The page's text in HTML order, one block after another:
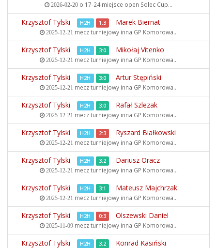
2026-02-20 o 17-24 miejsce open Solec Cup...
Krzysztof Tylski H2H 1:3 Marek Biernat
2025-12-21 mecz turniejowy inna GP Komorowa...
Krzysztof Tylski H2H 3:0 Mikołaj Vitenko
2025-12-21 mecz turniejowy inna GP Komorowa...
Krzysztof Tylski H2H 3:0 Artur Stępiński
2025-12-21 mecz turniejowy inna GP Komorowa...
Krzysztof Tylski H2H 3:0 Rafał Szlezak
2025-12-21 mecz turniejowy inna GP Komorowa...
Krzysztof Tylski H2H 2:3 Ryszard Białkowski
2025-12-21 mecz turniejowy inna GP Komorowa...
Krzysztof Tylski H2H 3:2 Dariusz Oracz
2025-12-21 mecz turniejowy inna GP Komorowa...
Krzysztof Tylski H2H 3:1 Mateusz Majchrzak
2025-12-21 mecz turniejowy inna GP Komorowa...
Krzysztof Tylski H2H 0:3 Olszewski Daniel
2025-11-09mecz turniejowy inna GP Komorowa...
Krzysztof Tylski H2H 3:2 Konrad Kasiński